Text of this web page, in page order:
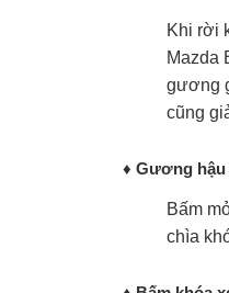
Khi rời
Mazda
gương
cũng
♦ Gương
Bấm
chìa